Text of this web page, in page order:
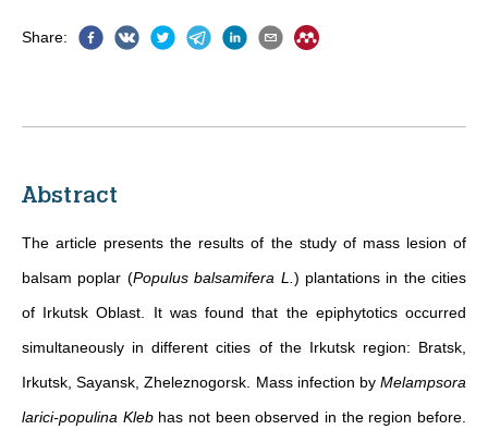
Share:
Abstract
The article presents the results of the study of mass lesion of
balsam poplar (Populus balsamifera L. ) plantations in the cities
of Irkutsk Oblast. It was found that the epiphytotics occurred
simultaneously in different cities of the Irkutsk region: Bratsk,
Irkutsk, Sayansk, Zheleznogorsk. Mass infection by Melampsora
larici-populina Klebhas not been observed in the region before.